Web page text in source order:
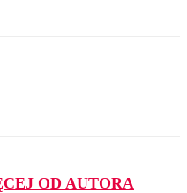
OD AUTORA